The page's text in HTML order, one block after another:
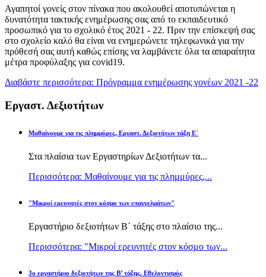
Αγαπητοί γονείς στον πίνακα που ακολουθεί αποτυπώνεται η
δυνατότητα τακτικής ενημέρωσης σας από το εκπαιδευτικό
προσωπικό για το σχολικό έτος 2021 - 22. Πριν την επίσκεψή σας
στο σχολείο καλό θα είναι να ενημερώνετε τηλεφωνικά για την
πρόθεσή σας αυτή καθώς επίσης να λαμβάνετε όλα τα απαραίτητα
μέτρα προφύλαξης για covid19.
Διαβάστε περισσότερα: Πρόγραμμα ενημέρωσης γονέων 2021 -22
Εργαστ. Δεξιοτήτων
Μαθαίνουμε για τις πλημμύρες, Εργαστ. Δεξιοτήτων τάξη Ε΄
Στα πλαίσια των Εργαστηρίων Δεξιοτήτων τα...
Περισσότερα: Μαθαίνουμε για τις πλημμύρες,...
"Μικροί ερευνητές στον κόσμο των επαγγελμάτων"
Εργαστήριο δεξιοτήτων Β΄ τάξης στο πλαίσιο της...
Περισσότερα: "Μικροί ερευνητές στον κόσμο των...
3ο εργαστήριο δεξιοτήτων της Β’ τάξης. Εθελοντισμός